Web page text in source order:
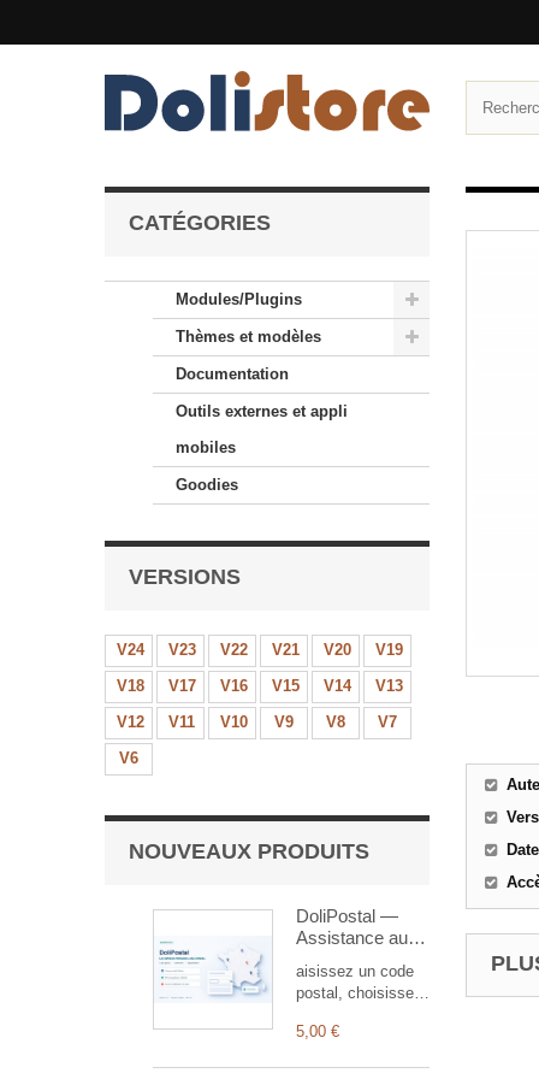
CATÉGORIES
Modules/Plugins
Thèmes et modèles
Documentation
Outils externes et appli
mobiles
Goodies
VERSIONS
V24 V23 V22 V21 V20
V19
V18
V17 V16 V15 V14
V13
V12
V11 V10 V9 V8
V7
V6
NOUVEAUX PRODUITS
DoliPostal —
Assistance aux
français
aisissez un code
postal, choisissez
laissez DoliPostal
5,00 €